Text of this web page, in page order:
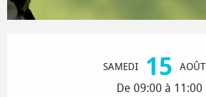
SAMEDI 15 AOÛT
De 09:00 à 11:00